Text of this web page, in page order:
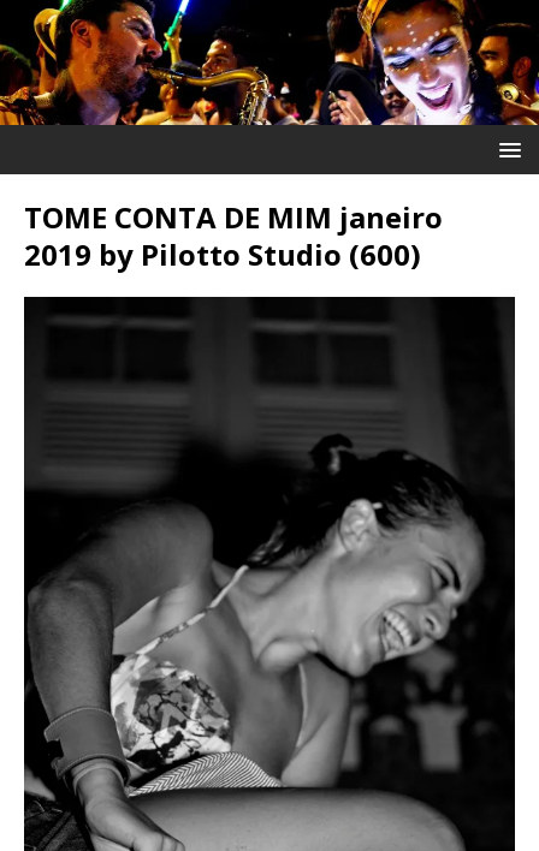
TOME CONTA DE MIM janeiro
2019 by Pilotto Studio (600)